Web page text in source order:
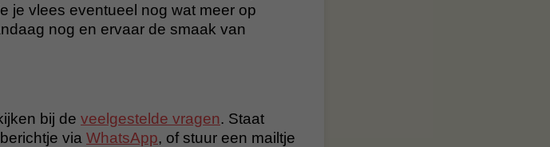
je vlees eventueel nog wat meer op
nog en ervaar de smaak van
bij de veelgestelde vragen. Staat
via WhatsApp, of stuur een mailtje